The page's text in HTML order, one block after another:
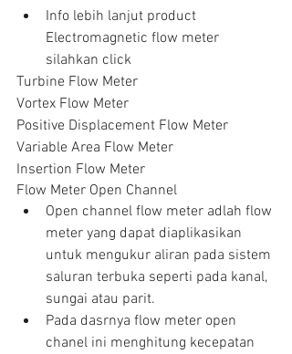
Info lebih lanjut product
Electromagnetic flow meter
silahkan click
Turbine Flow Meter
Vortex Flow Meter
Positive Displacement Flow Meter
Variable Area Flow Meter
Insertion Flow Meter
Flow Meter Open Channel
Open channel flow meter adlah flow
meter yang dapat diaplikasikan
untuk mengukur aliran pada sistem
saluran terbuka seperti pada kanal,
sungai atau parit.
Pada dasrnya flow meter open
chanel ini menghitung kecepatan